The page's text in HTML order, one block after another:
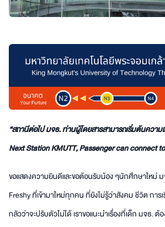
“สถานีต่อไป มจธ. ท่านผู้โดยสารสามารถเริ่มต้นควา
Next Station KMUTT, Passenger can connect
ขอแสดงความยินดีและขอต้อนรับน้อง ๆนักศึกษาใหม่
Freshy ที่เข้ามาใหม่ทุกคน ที่ยังไม่รู้ว่าสังคม ชีวิต การ
กลัวว่าจะปรับตัวไม่ได้ เราขอแนะนำเรื่องที่เด็ก มจธ. ต้